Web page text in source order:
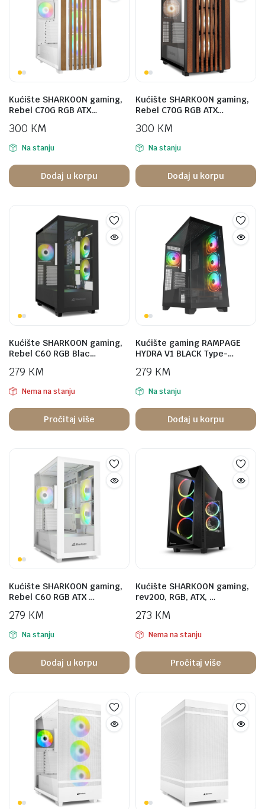
Kućište SHARKOON gaming,
Rebel C70G RGB ATX…
300 KM
Na stanju
Dodaj u korpu
Kućište SHARKOON gaming,
Rebel C70G RGB ATX…
300 KM
Na stanju
Dodaj u korpu
Kućište SHARKOON gaming,
Rebel C60 RGB Blac…
279 KM
Nema na stanju
Pročitaj više
Kućište gaming RAMPAGE
HYDRA V1 BLACK Type-…
279 KM
Na stanju
Dodaj u korpu
Kućište SHARKOON gaming,
Rebel C60 RGB ATX …
279 KM
Na stanju
Dodaj u korpu
Kućište SHARKOON gaming,
rev200, RGB, ATX, …
273 KM
Nema na stanju
Pročitaj više